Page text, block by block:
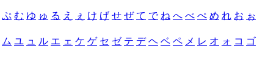
ぷ む ゆ ゅ る え ぇ け げ せ ぜ て で ね へ べ ぺ め れ お ぉ
ム ユ ュ ル エ ェ ケ ゲ セ ゼ テ デ ヘ ベ ペ メ レ オ ォ コ ゴ